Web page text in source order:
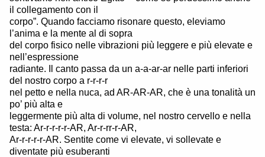
il collegamento con il
corpo”. Quando facciamo risonare questo, eleviamo
l’anima e la mente al di sopra
del corpo fisico nelle vibrazioni più leggere e più elevate e
nell’espressione
radiante. Il canto passa da un a-a-ar-ar nelle parti inferiori
del nostro corpo a r-r-r-r
nel petto e nella nuca, ad AR-AR-AR, che è una tonalità un
po’ più alta e
leggermente più alta di volume, nel nostro cervello e nella
testa: Ar-r-r-r-r-AR, Ar-r-rr-r-AR,
Ar-r-r-r-r-AR. Sentite come vi elevate, vi sollevate e
diventate più esuberanti